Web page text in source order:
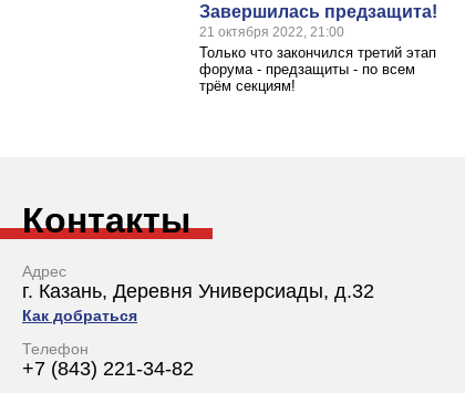
Завершилась предзащита!
21 октября 2022, 21:00
Только что закончился третий этап
форума - предзащиты - по всем
трём секциям!
Контакты
Адрес
г. Казань, Деревня Универсиады, д.32
Как добраться
Телефон
+7 (843) 221-34-82